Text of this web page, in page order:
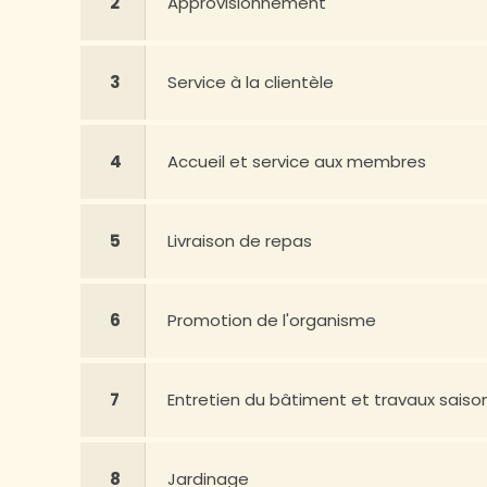
3 Service à la clientèle
4 Accueil et service aux membres
5 Livraison de repas
6 Promotion de l'organisme
7 Entretien du bâtiment et travaux
8 Jardinage